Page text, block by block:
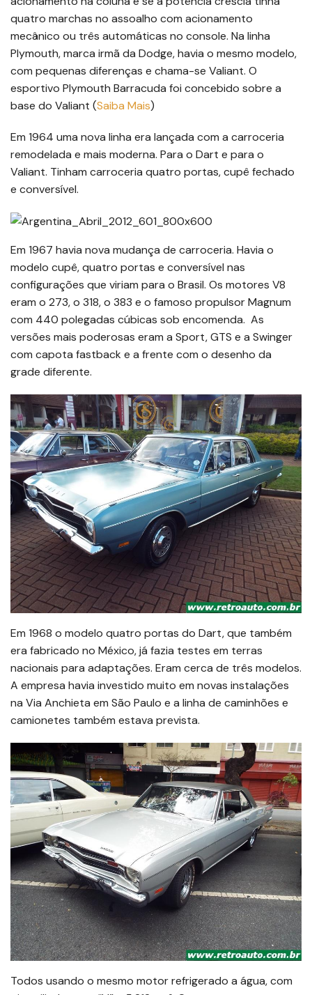
quatro marchas no assoalho com acionamento
mecânico ou três automáticas no console. Na linha
Plymouth, marca irmã da Dodge, havia o mesmo modelo,
com pequenas diferenças e chama-se Valiant. O
esportivo Plymouth Barracuda foi concebido sobre a
base do Valiant (Saiba Mais)
Em 1964 uma nova linha era lançada com a carroceria
remodelada e mais moderna. Para o Dart e para o
Valiant. Tinham carroceria quatro portas, cupê fechado
e conversível.
Em 1967 havia nova mudança de carroceria. Havia o
modelo cupê, quatro portas e conversível nas
configurações que viriam para o Brasil. Os motores V8
eram o 273, o 318, o 383 e o famoso propulsor Magnum
com 440 polegadas cúbicas sob encomenda. As
versões mais poderosas eram a Sport, GTS e a Swinger
com capota fastback e a frente com o desenho da
grade diferente.
Em 1968 o modelo quatro portas do Dart, que também
era fabricado no México, já fazia testes em terras
nacionais para adaptações. Eram cerca de três modelos.
A empresa havia investido muito em novas instalações
na Via Anchieta em São Paulo e a linha de caminhões e
camionetes também estava prevista.
Todos usando o mesmo motor refrigerado a água, com